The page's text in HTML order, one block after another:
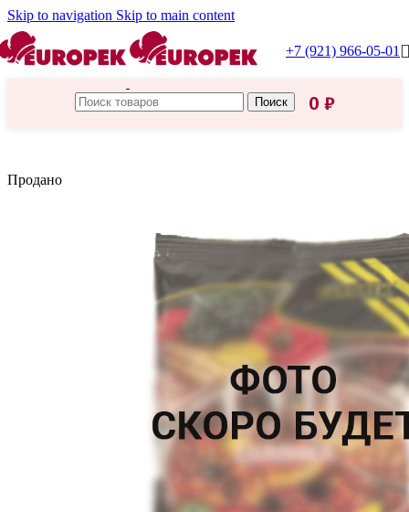
Skip to navigation Skip to main content
+7 (921) 966-05-01
Поиск 0 ₽
Продано